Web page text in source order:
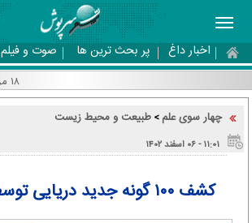
اخبار داغ پر بحث ترین ها صوت و فیلم
۱۸ مرداد ۱۴۰۵
چهار سوی علم > طبیعت و محیط زیست
۱۱:۰۱ - ۰۶ اسفند ۱۴۰۲
کشف ۱۰۰ گونه جدید دریایی توسط یک ربات